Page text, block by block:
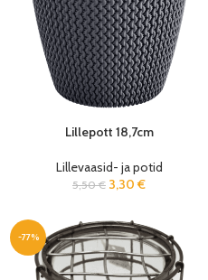
Lillepott 18,7cm
Lillevaasid- ja potid
5,50€ 3,30 €
-77%